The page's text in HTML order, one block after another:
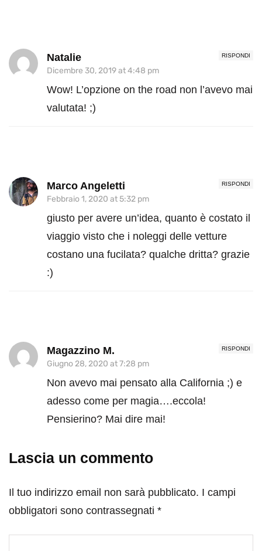
RISPONDI
Natalie
Dicembre 30, 2019 at 4:48 pm
Wow! L’opzione on the road non l’avevo mai
valutata! ;)
RISPONDI
Marco Angeletti
Febbraio 1, 2020 at 5:32 pm
giusto per avere un’idea, quanto è costato il
viaggio visto che i noleggi delle vetture
costano una fucilata? qualche dritta? grazie
:)
RISPONDI
Magazzino M.
Giugno 28, 2020 at 7:28 pm
Non avevo mai pensato alla California ;) e
adesso come per magia….eccola!
Pensierino? Mai dire mai!
Lascia un commento
Il tuo indirizzo email non sarà pubblicato. I campi
obbligatori sono contrassegnati *